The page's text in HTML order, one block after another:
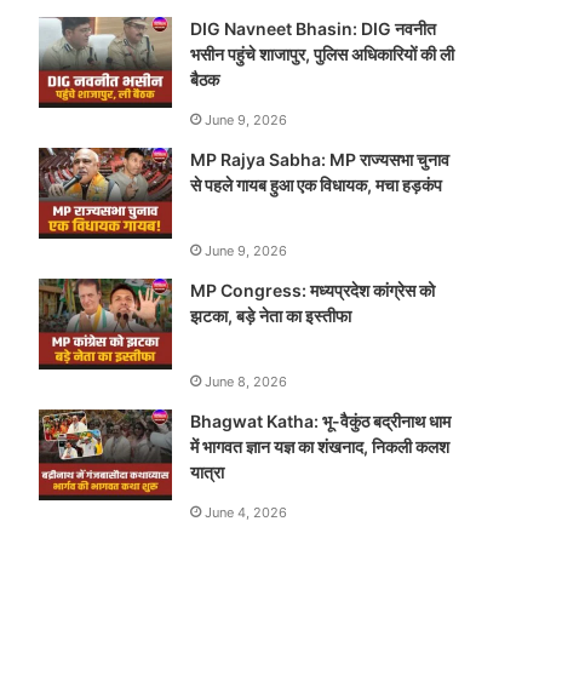
DIG Navneet Bhasin: DIG नवनीत
भसीन पहुंचे शाजापुर, पुलिस अधिकारियों की ली
बैठक
June 9, 2026
MP Rajya Sabha: MP राज्यसभा चुनाव
से पहले गायब हुआ एक विधायक, मचा हड़कंप
June 9, 2026
MP Congress: मध्यप्रदेश कांग्रेस को
झटका, बड़े नेता का इस्तीफा
June 8, 2026
Bhagwat Katha: भू-वैकुंठ बद्रीनाथ धाम
में भागवत ज्ञान यज्ञ का शंखनाद, निकली कलश
यात्रा
June 4, 2026